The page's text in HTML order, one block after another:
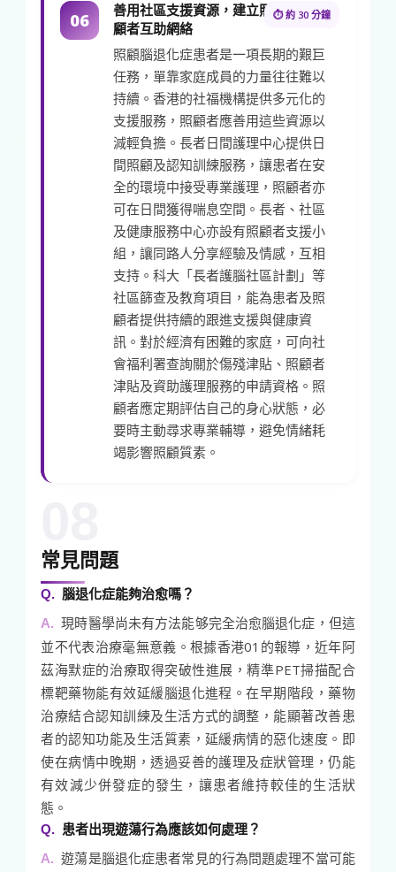
06 ⏱ 約 30 分鐘
善用社區支援資源，建立照
顧者互助網絡
照顧腦退化症患者是一項長期的艱巨
任務，單靠家庭成員的力量往往難以
持續。香港的社福機構提供多元化的
支援服務，照顧者應善用這些資源以
減輕負擔。長者日間護理中心提供日
間照顧及認知訓練服務，讓患者在安
全的環境中接受專業護理，照顧者亦
可在日間獲得喘息空間。長者、社區
及健康服務中心亦設有照顧者支援小
組，讓同路人分享經驗及情感，互相
支持。科大「長者護腦社區計劃」等
社區篩查及教育項目，能為患者及照
顧者提供持續的跟進支援與健康資
訊。對於經濟有困難的家庭，可向社
會福利署查詢關於傷殘津貼、照顧者
津貼及資助護理服務的申請資格。照
顧者應定期評估自己的身心狀態，必
要時主動尋求專業輔導，避免情緒耗
竭影響照顧質素。
常見問題
腦退化症能夠治愈嗎？
現時醫學尚未有方法能够完全治愈腦退化症，但這
並不代表治療毫無意義。根據香港01的報導，近年阿
茲海默症的治療取得突破性進展，精準PET掃描配合
標靶藥物能有效延緩腦退化進程。在早期階段，藥物
治療結合認知訓練及生活方式的調整，能顯著改善患
者的認知功能及生活質素，延緩病情的惡化速度。即
使在病情中晚期，透過妥善的護理及症狀管理，仍能
有效減少併發症的發生，讓患者維持較佳的生活狀
態。
患者出現遊蕩行為應該如何處理？
遊蕩是腦退化症患者常見的行為問題處理不當可能